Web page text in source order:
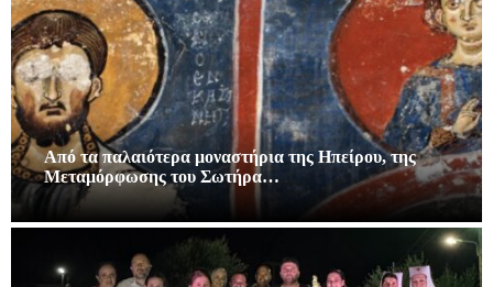
Από τα παλαιότερα μοναστήρια της Ηπείρου, της
Μεταμόρφωσης του Σωτήρα…